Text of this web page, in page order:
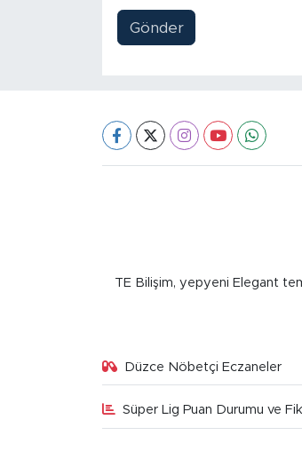
Gönder
TE Bilişim, yepyeni Elegant
Düzce Nöbetçi Eczaneler
Süper Lig Puan Durumu ve